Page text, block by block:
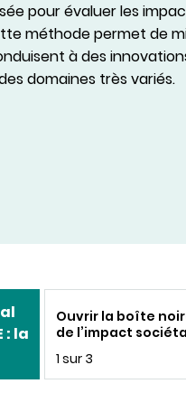
pour évaluer les
méthode permet de
à des
domaines très variés.
: la
Ouvrir la boîte
de l’impact
méthode ASIRPA
1 sur 3